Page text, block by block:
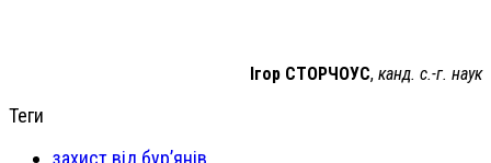
Ігор СТОРЧОУС, канд. с.-г. наук
Теги
захист від бур’янів